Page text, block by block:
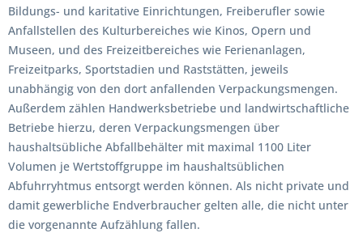
Bildungs- und karitative Einrichtungen, Freiberufler sowie
Anfallstellen des Kulturbereiches wie Kinos, Opern und
Museen, und des Freizeitbereiches wie Ferienanlagen,
Freizeitparks, Sportstadien und Raststätten, jeweils
unabhängig von den dort anfallenden Verpackungsmengen.
Außerdem zählen Handwerksbetriebe und landwirtschaftliche
Betriebe hierzu, deren Verpackungsmengen über
haushaltsübliche Abfallbehälter mit maximal 1100 Liter
Volumen je Wertstoffgruppe im haushaltsüblichen
Abfuhrryhtmus entsorgt werden können. Als nicht private und
damit gewerbliche Endverbraucher gelten alle, die nicht unter
die vorgenannte Aufzählung fallen.